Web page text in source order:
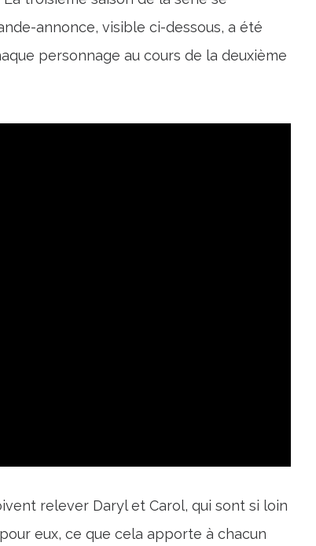
annonce, visible ci-dessous, a été
personnage au cours de la deuxième
relever Daryl et Carol, qui sont si loin
eux, ce que cela apporte à chacun